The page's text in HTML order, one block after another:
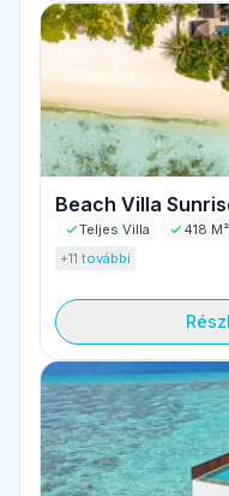
Beach Villa
Teljes Villa 418 M²
+11 további